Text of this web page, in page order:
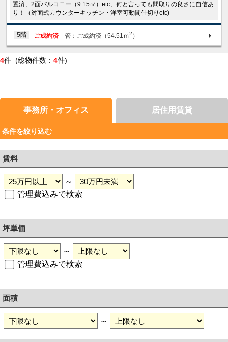
置済、2面バルコニー（9.15㎡）etc、何と言っても間取りの良さに自信あ
り！（対面式カウンターキッチン・洋室可動間仕切りetc)
5階 ご成約済 管：ご成約済（54.51ｍ2 ）
4件 (総物件数： 4件)
事務所・オフィス 居住用賃貸
条件を絞り込む
賃料
～
管理費込みで検索
坪単価
～
管理費込みで検索
面積
～